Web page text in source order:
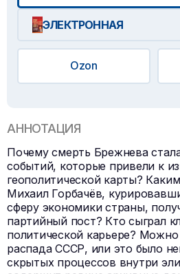
ЭЛЕКТРОННАЯ
Ozon
АННОТАЦИЯ
Почему смерть Брежнева
событий, которые привели к
геополитической карты?
Михаил Горбачёв,
сферу экономики страны,
партийный пост? Кто сыграл
политической карьере?
распада СССР, или это было
скрытых процессов внутри